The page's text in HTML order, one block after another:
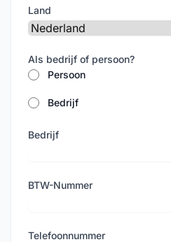
Land
Als bedrijf of persoon?
Persoon
Bedrijf
Bedrijf
BTW-Nummer
Telefoonnummer